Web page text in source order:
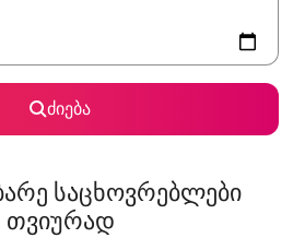
ძიება
საცხოვრებლები
თვიურად